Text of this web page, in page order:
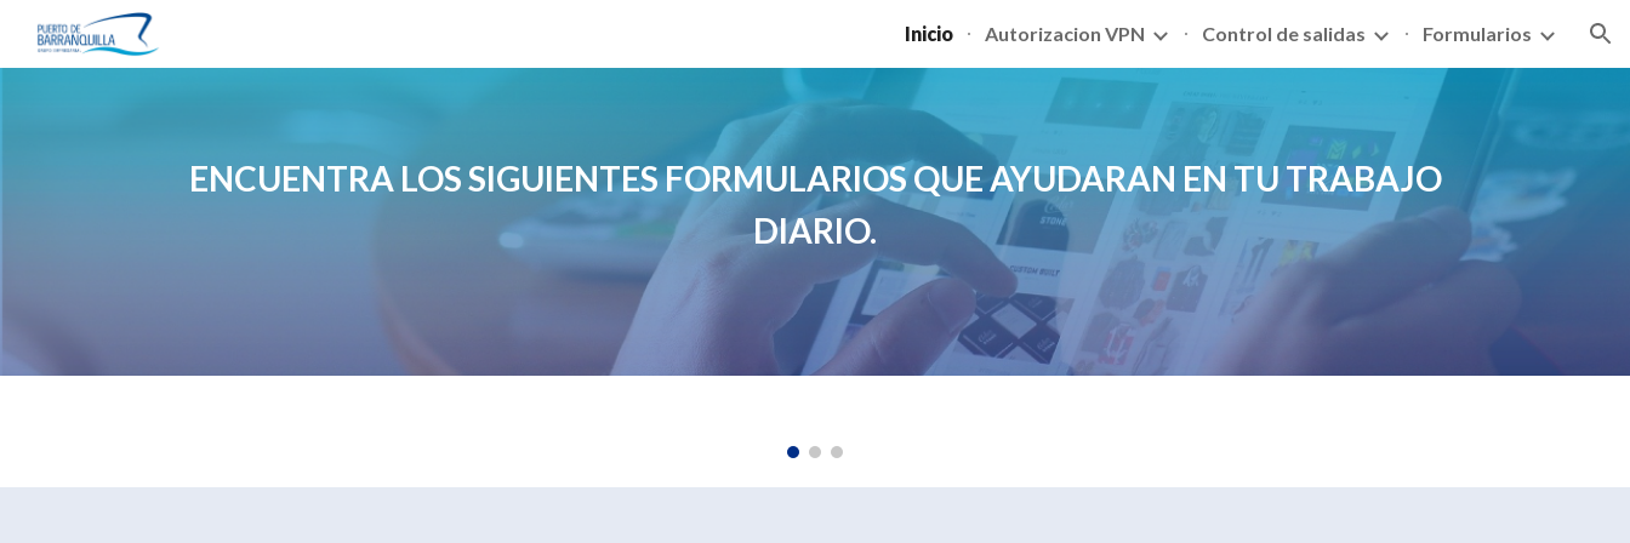
Skip to navigation
Inicio Autorizacion VPN Control de salidas Formularios
ENCUENTRA LOS SIGUIENTES FORMULARIOS QUE AYUDARAN EN TU TRABAJO
DIARIO.